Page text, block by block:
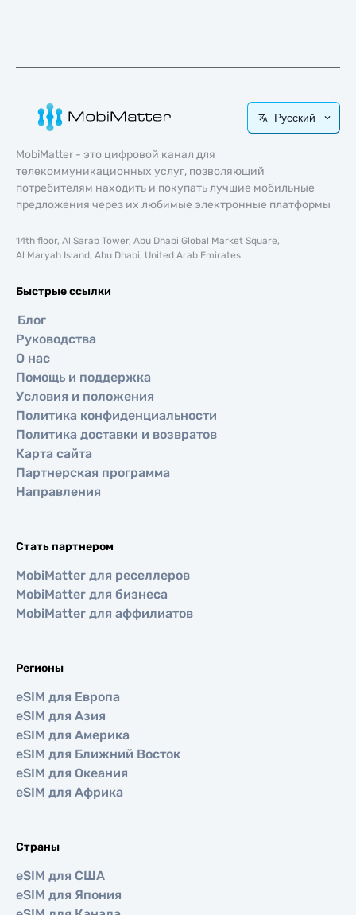
Русский
MobiMatter - это цифровой канал для
телекоммуникационных услуг, позволяющий
потребителям находить и покупать лучшие мобильные
предложения через их любимые электронные платформы
14th floor, Al Sarab Tower, Abu Dhabi Global Market Square,
Al Maryah Island, Abu Dhabi, United Arab Emirates
Быстрые ссылки
Блог
Руководства
О нас
Помощь и поддержка
Условия и положения
Политика конфиденциальности
Политика доставки и возвратов
Карта сайта
Партнерская программа
Направления
Стать партнером
MobiMatter для реселлеров
MobiMatter для бизнеса
MobiMatter для аффилиатов
Регионы
eSIM для Европа
eSIM для Азия
eSIM для Америка
eSIM для Ближний Восток
eSIM для Океания
eSIM для Африка
Страны
eSIM для США
eSIM для Япония